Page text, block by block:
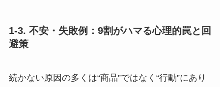
1-3. 不安・失敗例：9割がハマる心理的罠と回
避策
続かない原因の多くは“商品”ではなく“行動”にあり